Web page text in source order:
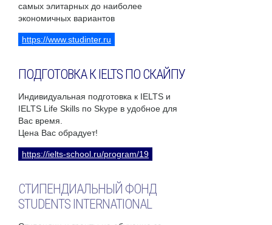
самых элитарных до наиболее
экономичных вариантов
https://www.studinter.ru
ПОДГОТОВКА К IELTS ПО СКАЙПУ
Индивидуальная подготовка к IELTS и
IELTS Life Skills по Skype в удобное для
Вас время.
Цена Вас обрадует!
https://ielts-school.ru/program/19
СТИПЕНДИАЛЬНЫЙ ФОНД
STUDENTS INTERNATIONAL